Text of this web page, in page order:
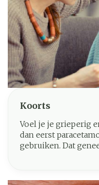
Koorts
Voel je je grieperig
dan eerst
gebruiken. Dat